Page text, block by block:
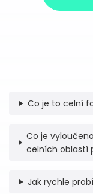
Co je to celní
Co je
celních oblastí
Jak rychle